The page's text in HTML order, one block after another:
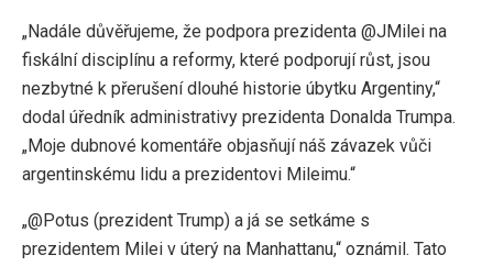
„Nadále důvěřujeme, že podpora prezidenta @JMilei na
fiskální disciplínu a reformy, které podporují růst, jsou
nezbytné k přerušení dlouhé historie úbytku Argentiny,“
dodal úředník administrativy prezidenta Donalda Trumpa.
„Moje dubnové komentáře objasňují náš závazek vůči
argentinskému lidu a prezidentovi Mileimu.“
„@Potus (prezident Trump) a já se setkáme s
prezidentem Milei v úterý na Manhattanu,“ oznámil. Tato